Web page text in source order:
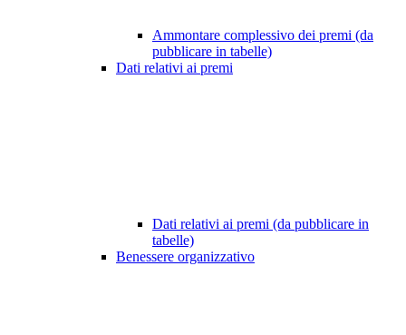
Ammontare complessivo dei premi (da
pubblicare in tabelle)
Dati relativi ai premi
Dati relativi ai premi (da pubblicare in
tabelle)
Benessere organizzativo